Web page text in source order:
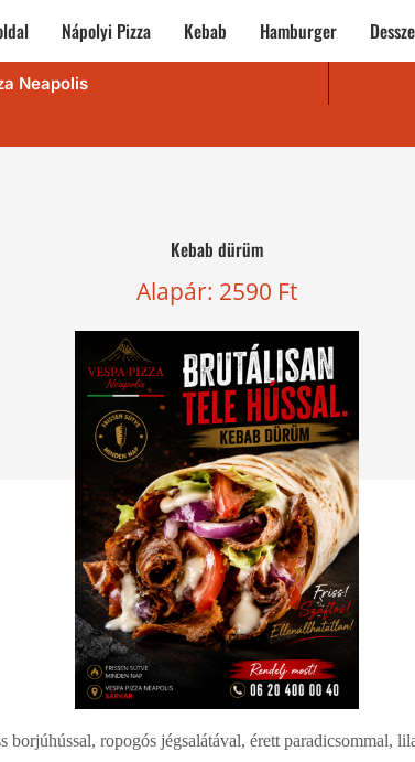
Nápolyi Pizza Kebab Hamburger
Neapolis
Kebab dürüm
Alapár: 2590 Ft
borjúhússal, ropogós jégsalátával, érett paradicsommal,